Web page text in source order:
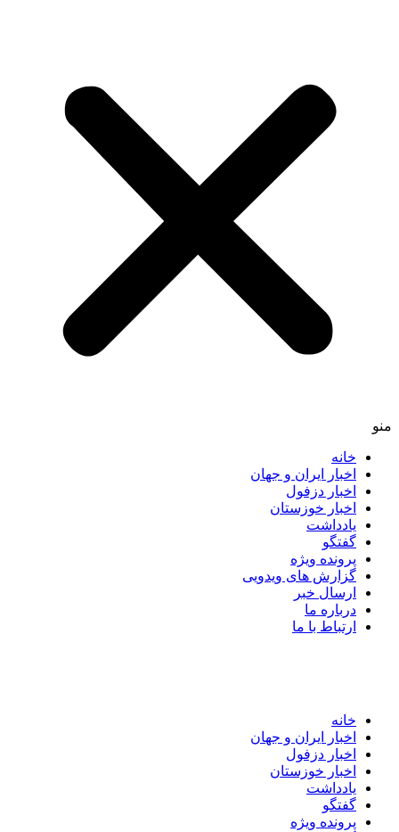
منو
خانه
اخبار ایران و جهان
اخبار دزفول
اخبار خوزستان
یادداشت
گفتگو
پرونده ویژه
گزارش های ویدویی
ارسال خبر
درباره ما
ارتباط با ما
خانه
اخبار ایران و جهان
اخبار دزفول
اخبار خوزستان
یادداشت
گفتگو
پرونده ویژه